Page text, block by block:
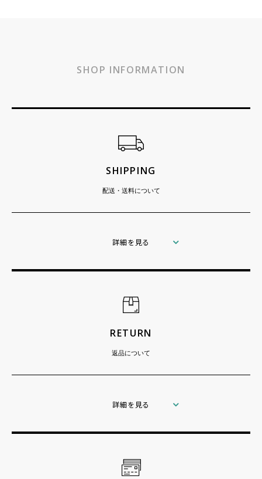
SHOP INFORMATION
SHIPPING
配送・送料について
詳細を見る
RETURN
返品について
詳細を見る